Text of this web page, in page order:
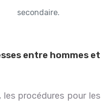
secondaire.
entre hommes et
procédures pour les